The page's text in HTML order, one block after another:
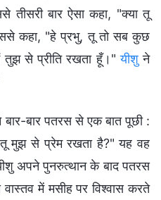
बार ऐसा कहा, "क्या तू
कहा, "हे प्रभु, तू तो सब कुछ
तुझ से प्रीति रखता हूँ।"यीशुने
बार-बार पतरस से एक बात पूछी :
मुझ से प्रेम रखता है?" यह वह
अपने पुनरुत्थान के बाद पतरस
में मसीह पर विश्वास करते